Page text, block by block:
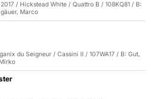
/ Hickstead White / Quattro B / 108KQ81 / B:
Marco
du Seigneur / Cassini II / 107WA17 / B: Gut,